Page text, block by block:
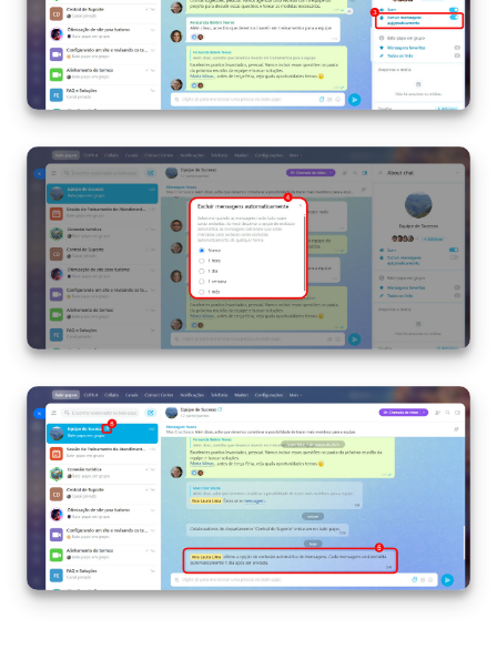
Widget de colaborador
Bitrix24 Messenger
Bitrix24 On-premise
Questões Gerais
Novidades do Helpdesk (arquivo)
COMECE GRÁTIS
LOGIN